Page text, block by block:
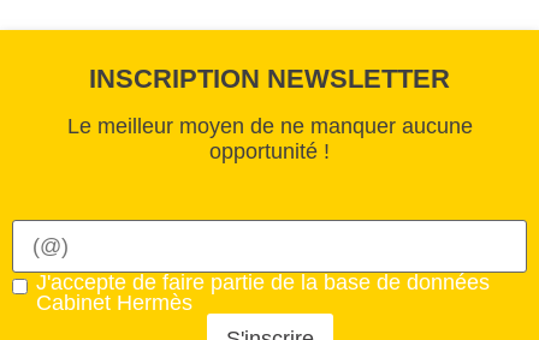
INSCRIPTION NEWSLETTER
Le meilleur moyen de ne manquer aucune
opportunité !
J'accepte de faire partie de la base de données
Cabinet Hermès